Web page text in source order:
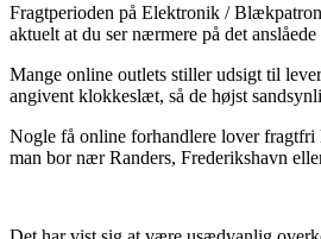
Fragtperioden på Elektronik /
aktuelt at du ser nærmere på det
Mange online outlets stiller udsigt til
angivent klokkeslæt, så de højst
Nogle få online forhandlere lover fragtfri
man bor nær Randers, Frederikshavn